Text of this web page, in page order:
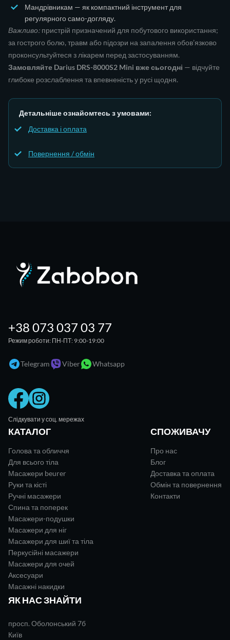
Мандрівникам — як компактний інструмент для
регулярного само-догляду.
Важливо: пристрій призначений для побутового використання;
за гострого болю, травм або підозри на запалення обов’язково
проконсультуйтеся з лікарем перед застосуванням.
Замовляйте Darius DRS-8000S2 Mini вже сьогодні — відчуйте
глибоке розслаблення та впевненість у русі щодня.
Детальніше ознайомтесь з умовами:
Доставка і оплата
Повернення / обмін
+38 073 037 03 77
Режим роботи: ПН-ПТ: 9:00-19:00
Telegram Viber Whatsapp
Слідкувати у соц. мережах
ЯК НАС ЗНАЙТИ
просп. Оболонський 7б
Київ
КАТАЛОГ
Голова та обличчя
Для всього тіла
Масажери beurer
Руки та кісті
Ручні масажери
Спина та поперек
Масажери-подушки
Масажери для ніг
Масажери для шиї та тіла
Перкусійні масажери
Масажери для очей
Аксесуари
Масажні накидки
СПОЖИВАЧУ
Про нас
Блог
Доставка та оплата
Обмін та повернення
Контакти